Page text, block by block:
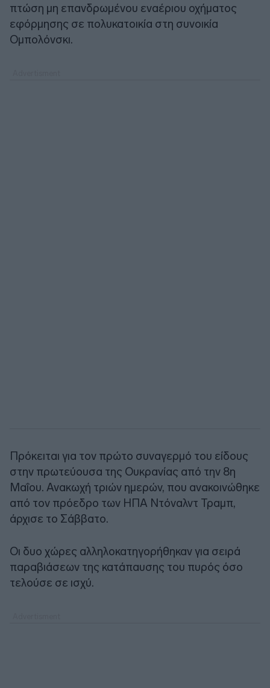
πτώση μη επανδρωμένου εναέριου οχήματος
εφόρμησης σε πολυκατοικία στη συνοικία
Ομπολόνσκι.
Πρόκειται για τον πρώτο συναγερμό του είδους
στην πρωτεύουσα της Ουκρανίας από την 8η
Μαΐου. Ανακωχή τριών ημερών, που ανακοινώθηκε
από τον πρόεδρο των ΗΠΑ Ντόναλντ Τραμπ,
άρχισε το Σάββατο.
Οι δυο χώρες αλληλοκατηγορήθηκαν για σειρά
παραβιάσεων της κατάπαυσης του πυρός όσο
τελούσε σε ισχύ.